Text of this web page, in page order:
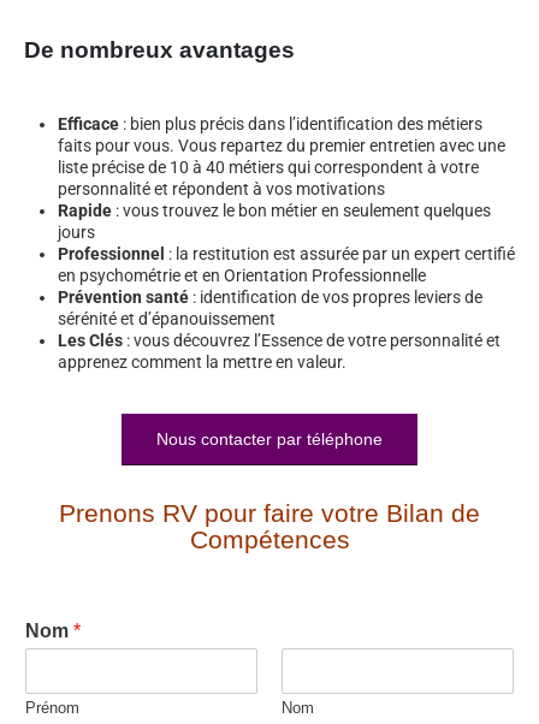
De nombreux avantages
Efficace : bien plus précis dans l’identification des métiers
faits pour vous. Vous repartez du premier entretien avec une
liste précise de 10 à 40 métiers qui correspondent à votre
personnalité et répondent à vos motivations
Rapide : vous trouvez le bon métier en seulement quelques
jours
Professionnel : la restitution est assurée par un expert certifié
en psychométrie et en Orientation Professionnelle
Prévention santé : identification de vos propres leviers de
sérénité et d’épanouissement
Les Clés : vous découvrez l’Essence de votre personnalité et
apprenez comment la mettre en valeur.
Nous contacter par téléphone
Prenons RV pour faire votre Bilan de
Compétences
Nom *
Prénom Nom